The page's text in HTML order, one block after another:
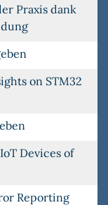
Praxis dank
on STM32
Devices of
Reporting